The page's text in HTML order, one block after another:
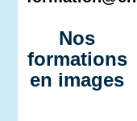
Nos
formations
en images